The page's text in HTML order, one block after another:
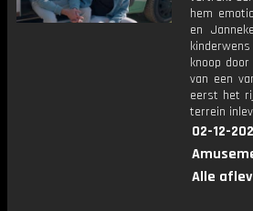
hem
en
knoop
van een
eerst het
terrein
02-12-
Alle